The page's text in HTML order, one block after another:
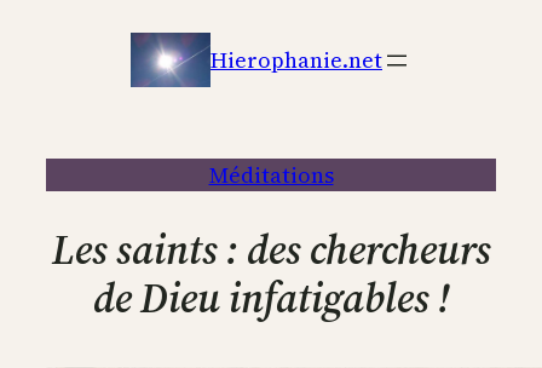
Hierophanie.net
Méditations
Les saints : des chercheurs
de Dieu infatigables !